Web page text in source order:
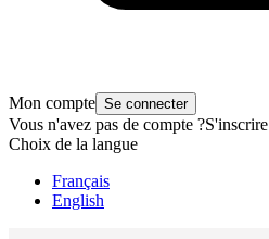
Mon compte Se connecter
Vous n'avez pas de compte ?S'inscrire
Choix de la langue
Français
English